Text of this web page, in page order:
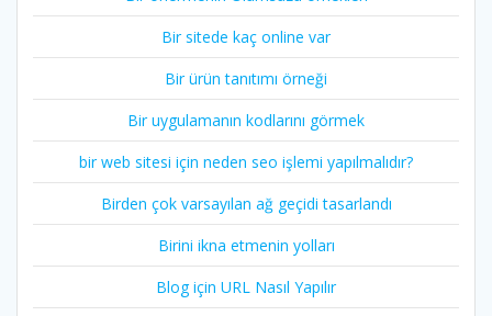
Bir sitede kaç online var
Bir ürün tanıtımı örneği
Bir uygulamanın kodlarını görmek
bir web sitesi için neden seo işlemi yapılmalıdır?
Birden çok varsayılan ağ geçidi tasarlandı
Birini ikna etmenin yolları
Blog için URL Nasıl Yapılır